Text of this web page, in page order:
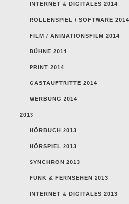
INTERNET & DIGITALES 2014
ROLLENSPIEL / SOFTWARE 2014
FILM / ANIMATIONSFILM 2014
BÜHNE 2014
PRINT 2014
GASTAUFTRITTE 2014
WERBUNG 2014
2013
HÖRBUCH 2013
HÖRSPIEL 2013
SYNCHRON 2013
FUNK & FERNSEHEN 2013
INTERNET & DIGITALES 2013